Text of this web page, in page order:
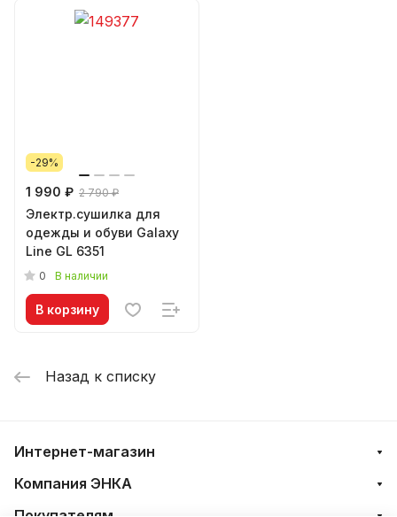
-29%
1 990 ₽ 2 790 ₽
Электр.сушилка для
одежды и обуви Galaxy
Line GL 6351
0 В наличии
В корзину
Назад к списку
Интернет-магазин
Компания ЭНКА